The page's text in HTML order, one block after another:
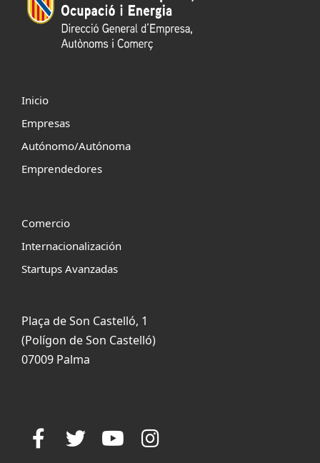
Inicio
Empresas
Autónomo/Autónoma
Emprendedores
Comercio
Internacionalización
Startups Avanzadas
Plaça de Son Castelló, 1
(Polígon de Son Castelló)
07009 Palma